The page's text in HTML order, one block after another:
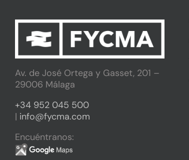
Av. de José Ortega y Gasset, 201 –
29006 Málaga
+34 952 045 500
| info@fycma.com
Encuéntranos: